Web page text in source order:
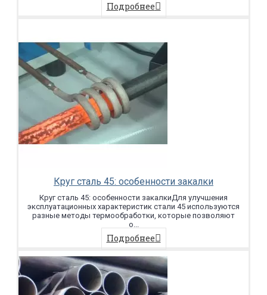
Подробнее
Круг сталь 45: особенности закалки
Круг сталь 45: особенности закалкиДля улучшения
эксплуатационных характеристик стали 45 используются
разные методы термообработки, которые позволяют
о...
Подробнее